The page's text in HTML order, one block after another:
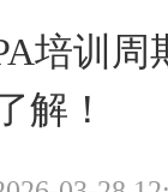
培训周
解！